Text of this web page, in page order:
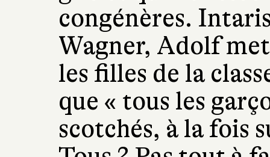
congénères.
Wagner, Adolf
les filles de la
que « tous les
scotchés, à la fois